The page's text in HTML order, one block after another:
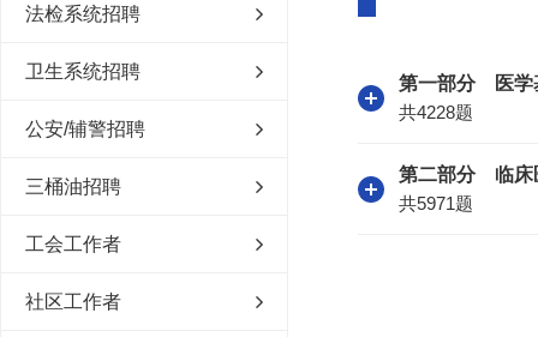
法检系统招聘
卫生系统招聘
公安/辅警招聘
三桶油招聘
工会工作者
社区工作者
第一部分 医学
共4228题
第二部分 临床
共5971题